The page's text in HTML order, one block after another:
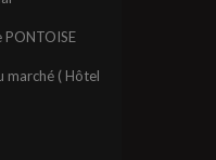
PONTOISE
marché ( Hôtel